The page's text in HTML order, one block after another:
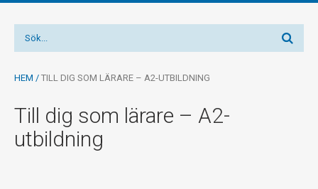
HEM / TILL DIG SOM LÄRARE – A2-UTBILDNING
Till dig som lärare – A2-
utbildning